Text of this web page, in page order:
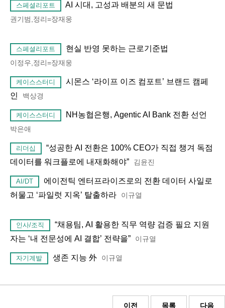
스페셜리포트 AI 시대, 고성과 배분의 새 문법
권기범,정리=장재웅
스페셜리포트 현실 반영 못하는 근로기준법
이정우,정리=장재웅
케이스스터디
시몬스 ‘라이프 이즈 컴포트’ 브랜드 캠페
인
백상경
케이스스터디 NH농협은행, Agentic AI Bank 전환 선언
박은애
리더십
“성공한 AI 전환은 100% CEO가 직접 챙겨 독점
데이터를 워크플로에 내재화해야”
김윤진
AI/DT
에이전틱 엔터프라이즈로의 전환 데이터 사일로
허물고 ‘파일럿 지옥’ 탈출하라
이규열
인사/조직
“채용팀, AI 활용한 직무 역량 검증 필요 지원
자는 ‘내 전문성에 AI 결합’ 전략을”
이규열
자기계발 생존 지능 外 이규열
이전 목록 다음